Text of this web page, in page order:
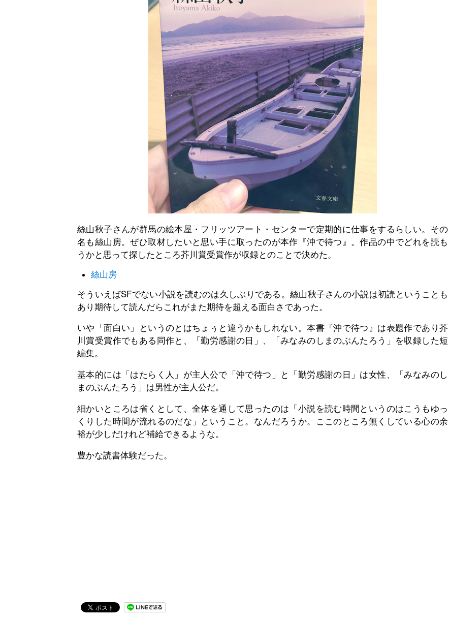
絲山秋子さんが群馬の絵本屋・フリッツアート・センターで定期的に仕事をするらしい。その
名も絲山房。ぜひ取材したいと思い手に取ったのが本作『沖で待つ』。作品の中でどれを読も
うかと思って探したところ芥川賞受賞作が収録とのことで決めた。
絲山房
そういえばSFでない小説を読むのは久しぶりである。絲山秋子さんの小説は初読ということも
あり期待して読んだらこれがまた期待を超える面白さであった。
いや「面白い」というのとはちょぅと違うかもしれない。本書『沖で待つ』は表題作であり芥
川賞受賞作でもある同作と、「勤労感謝の日」、「みなみのしまのぶんたろう」を収録した短
編集。
基本的には「はたらく人」が主人公で「沖で待つ」と「勤労感謝の日」は女性、「みなみのし
まのぶんたろう」は男性が主人公だ。
細かいところは省くとして、全体を通して思ったのは「小説を読む時間というのはこうもゆっ
くりした時間が流れるのだな」ということ。なんだろうか。ここのところ無くしている心の余
裕が少しだけれど補給できるような。
豊かな読書体験だった。